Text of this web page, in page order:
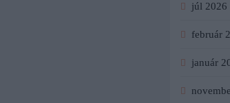
júl 2026
február
január